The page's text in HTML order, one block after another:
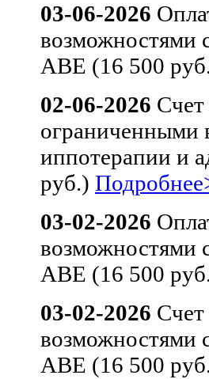
03-06-2026
возможностями
АВЕ (16 500
02-06-2026 Счет
ограниченными
иппотерапии и
руб.)
03-02-2026
возможностями
АВЕ (16 500
03-02-2026 Счет
возможностями
АВЕ (16 500